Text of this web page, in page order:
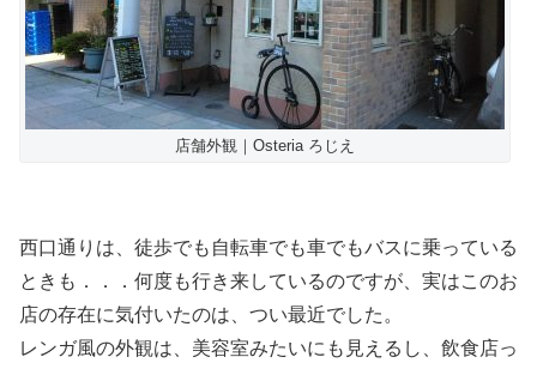
店舗外観｜Osteria ろじえ
西口通りは、徒歩でも自転車でも車でもバスに乗っている
ときも．．．何度も行き来しているのですが、実はこのお
店の存在に気付いたのは、つい最近でした。
レンガ風の外観は、美容室みたいにも見えるし、飲食店っ